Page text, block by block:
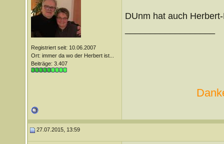
Registriert seit: 10.06.2007
Ort: immer da wo der Herbert ist...
Beiträge: 3.407
DUnm hat auch
27.07.2015, 13:59